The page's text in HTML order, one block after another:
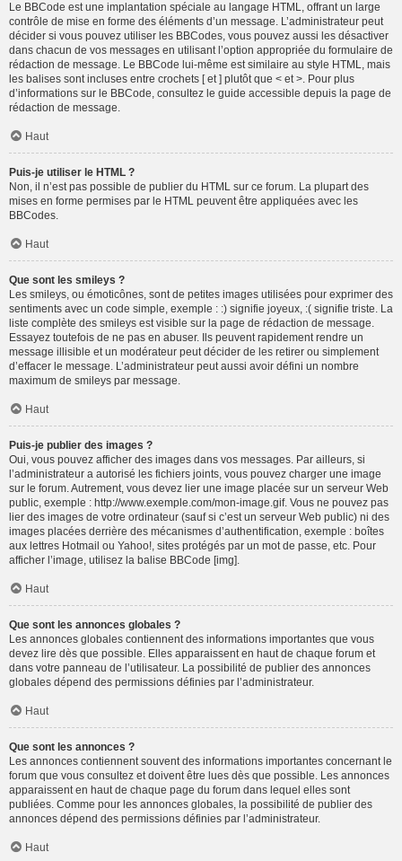
Le BBCode est une implantation spéciale au langage HTML, offrant un large
contrôle de mise en forme des éléments d’un message. L’administrateur peut
décider si vous pouvez utiliser les BBCodes, vous pouvez aussi les désactiver
dans chacun de vos messages en utilisant l’option appropriée du formulaire de
rédaction de message. Le BBCode lui-même est similaire au style HTML, mais
les balises sont incluses entre crochets [ et ] plutôt que < et >. Pour plus
d’informations sur le BBCode, consultez le guide accessible depuis la page de
rédaction de message.
Haut
Puis-je utiliser le HTML ?
Non, il n’est pas possible de publier du HTML sur ce forum. La plupart des
mises en forme permises par le HTML peuvent être appliquées avec les
BBCodes.
Haut
Que sont les smileys ?
Les smileys, ou émoticônes, sont de petites images utilisées pour exprimer des
sentiments avec un code simple, exemple : :) signifie joyeux, :( signifie triste. La
liste complète des smileys est visible sur la page de rédaction de message.
Essayez toutefois de ne pas en abuser. Ils peuvent rapidement rendre un
message illisible et un modérateur peut décider de les retirer ou simplement
d’effacer le message. L’administrateur peut aussi avoir défini un nombre
maximum de smileys par message.
Haut
Puis-je publier des images ?
Oui, vous pouvez afficher des images dans vos messages. Par ailleurs, si
l’administrateur a autorisé les fichiers joints, vous pouvez charger une image
sur le forum. Autrement, vous devez lier une image placée sur un serveur Web
public, exemple : http://www.exemple.com/mon-image.gif. Vous ne pouvez pas
lier des images de votre ordinateur (sauf si c’est un serveur Web public) ni des
images placées derrière des mécanismes d’authentification, exemple : boîtes
aux lettres Hotmail ou Yahoo!, sites protégés par un mot de passe, etc. Pour
afficher l’image, utilisez la balise BBCode [img].
Haut
Que sont les annonces globales ?
Les annonces globales contiennent des informations importantes que vous
devez lire dès que possible. Elles apparaissent en haut de chaque forum et
dans votre panneau de l’utilisateur. La possibilité de publier des annonces
globales dépend des permissions définies par l’administrateur.
Haut
Que sont les annonces ?
Les annonces contiennent souvent des informations importantes concernant le
forum que vous consultez et doivent être lues dès que possible. Les annonces
apparaissent en haut de chaque page du forum dans lequel elles sont
publiées. Comme pour les annonces globales, la possibilité de publier des
annonces dépend des permissions définies par l’administrateur.
Haut